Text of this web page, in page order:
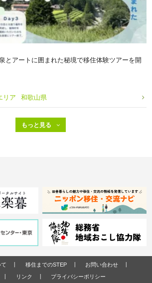
とアートに囲まれた秘境で移住体験ツアーを開
リア 和歌山県
移住までのSTEP
お問い合わせ
リンク プライバシーポリシー